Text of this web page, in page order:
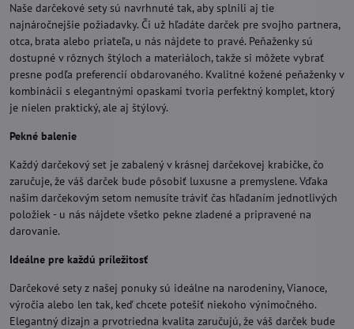
Naše darčekové sety sú navrhnuté tak, aby splnili aj tie
najnáročnejšie požiadavky. Či už hľadáte darček pre svojho partnera,
otca, brata alebo priateľa, u nás nájdete to pravé. Peňaženky sú
dostupné v rôznych štýloch a materiáloch, takže si môžete vybrať
presne podľa preferencií obdarovaného. Kvalitné kožené peňaženky v
kombinácii s elegantnými opaskami tvoria perfektný komplet, ktorý
je nielen praktický, ale aj štýlový.
Pekné balenie
Každý darčekový set je zabalený v krásnej darčekovej krabičke, čo
zaručuje, že váš darček bude pôsobiť luxusne a premyslene. Vďaka
našim darčekovým setom nemusíte tráviť čas hľadaním jednotlivých
položiek - u nás nájdete všetko pekne zladené a pripravené na
darovanie.
Ideálne pre každú príležitosť
Darčekové sety z našej ponuky sú ideálne na narodeniny, Vianoce,
výročia alebo len tak, keď chcete potešiť niekoho výnimočného.
Elegantný dizajn a prvotriedna kvalita zaručujú, že váš darček bude